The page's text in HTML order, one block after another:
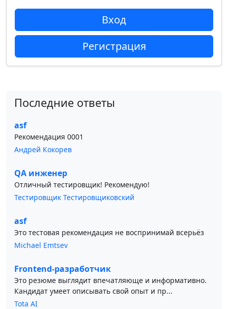
Вход
Регистрация
Последние ответы
asf
Рекомендация 0001
Андрей Кокорев
QA инженер
Отличный тестировщик! Рекомендую!
Тестировщик Тестировщиковский
asf
Это тестовая рекомендация не воспринимай всерьёз
Michael Emtsev
Frontend-разработчик
Это резюме выглядит впечатляюще и информативно.
Кандидат умеет описывать свой опыт и пр...
Tota AI